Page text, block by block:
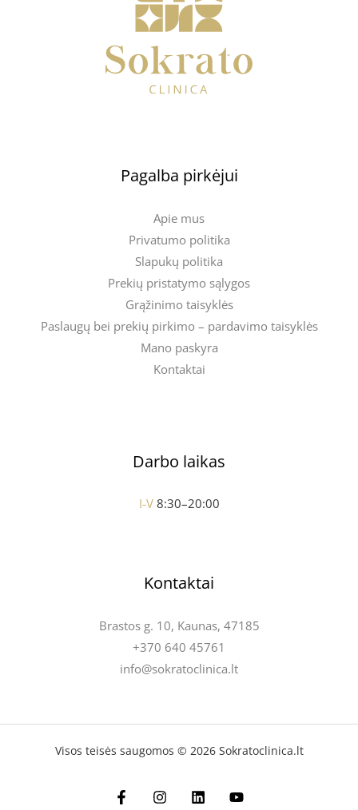
Pagalba pirkėjui
Apie mus
Privatumo politika
Slapukų politika
Prekių pristatymo sąlygos
Grąžinimo taisyklės
Paslaugų bei prekių pirkimo – pardavimo taisyklės
Mano paskyra
Kontaktai
Darbo laikas
I-V 8:30–20:00
Kontaktai
Brastos g. 10, Kaunas, 47185
+370 640 45761
info@sokratoclinica.lt
Visos teisės saugomos © 2026 Sokratoclinica.lt